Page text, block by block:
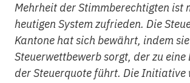
Mehrheit der Stimmberechtigten ist
heutigen System zufrieden. Die
Kantone hat sich bewährt, indem
Steuerwettbewerb sorgt, der zu eine
der Steuerquote führt. Die Initiative